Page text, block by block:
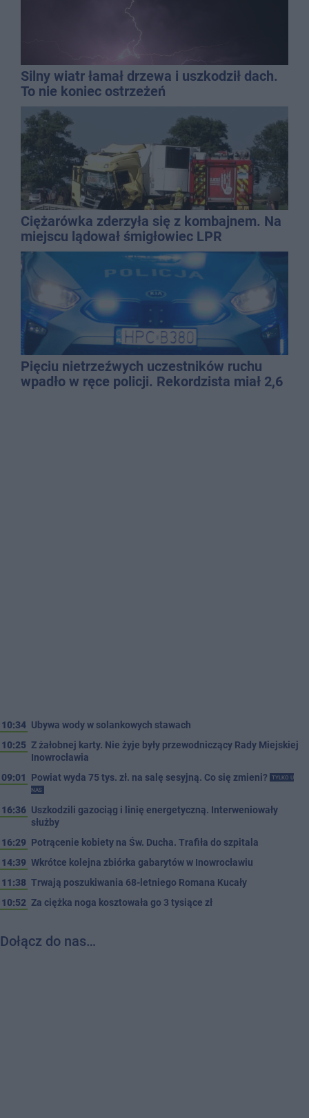
Silny wiatr łamał drzewa i uszkodził dach.
To nie koniec ostrzeżeń
Ciężarówka zderzyła się z kombajnem. Na
miejscu lądował śmigłowiec LPR
Pięciu nietrzeźwych uczestników ruchu
wpadło w ręce policji. Rekordzista miał 2,6
10:34 Ubywa wody w solankowych stawach
10:25 Z żałobnej karty. Nie żyje były przewodniczący Rady Miejskiej
Inowrocławia
09:01
Powiat wyda 75 tys. zł. na salę sesyjną. Co się zmieni?
TYLKO U
NAS
16:36 Uszkodzili gazociąg i linię energetyczną. Interweniowały
służby
16:29 Potrącenie kobiety na Św. Ducha. Trafiła do szpitala
14:39 Wkrótce kolejna zbiórka gabarytów w Inowrocławiu
11:38 Trwają poszukiwania 68-letniego Romana Kucały
10:52 Za ciężka noga kosztowała go 3 tysiące zł
Dołącz do nas…